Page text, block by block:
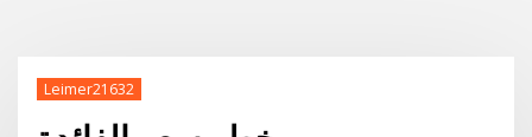
Leimer21632